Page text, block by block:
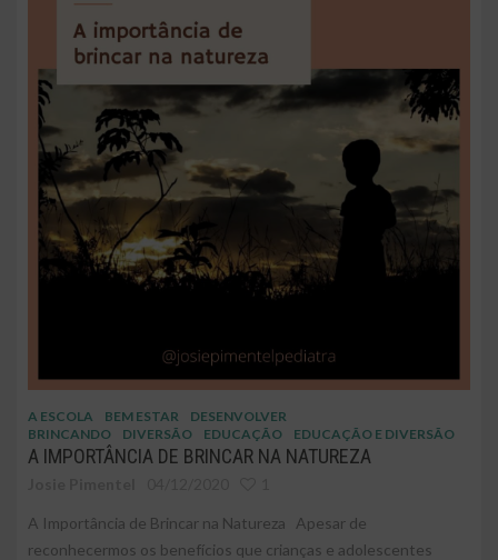
A ESCOLA BEM ESTAR
DESENVOLVER
BRINCANDO
DIVERSÃO EDUCAÇÃO EDUCAÇÃO E DIVERSÃO
A IMPORTÂNCIA DE BRINCAR NA NATUREZA
A Importância de Brincar na Natureza Apesar de
reconhecermos os benefícios que crianças e adolescentes